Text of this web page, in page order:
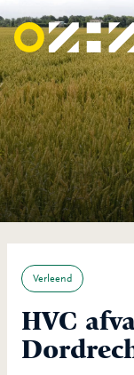
Verleend
HVC